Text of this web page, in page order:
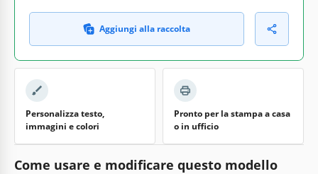
Aggiungi alla raccolta
Personalizza testo,
immagini e colori
Pronto per la stampa a casa
o in ufficio
Come usare e modificare questo modello